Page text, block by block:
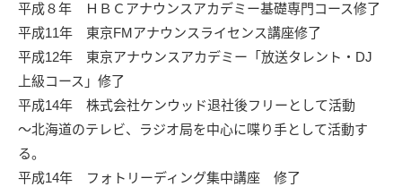
平成８年 ＨＢＣアナウンスアカデミー基礎専門コース修了
平成11年 東京FMアナウンスライセンス講座修了
平成12年 東京アナウンスアカデミー「放送タレント・DJ
上級コース」修了
平成14年 株式会社ケンウッド退社後フリーとして活動
～北海道のテレビ、ラジオ局を中心に喋り手として活動す
る。
平成14年 フォトリーディング集中講座 修了